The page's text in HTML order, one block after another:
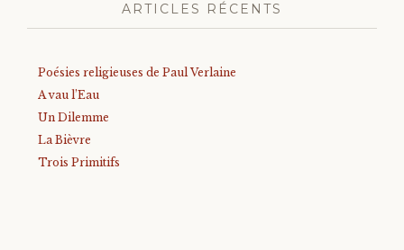
ARTICLES RÉCENTS
Poésies religieuses de Paul Verlaine
A vau l’Eau
Un Dilemme
La Bièvre
Trois Primitifs